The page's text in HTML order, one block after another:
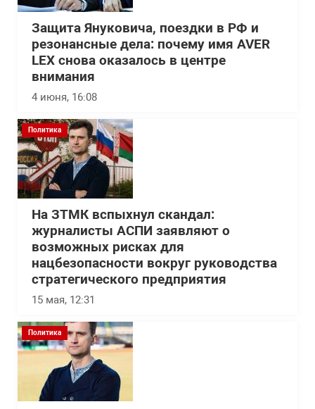
Защита Януковича, поездки в РФ и
резонансные дела: почему имя AVER
LEX снова оказалось в центре
внимания
4 июня, 16:08
Политика
На ЗТМК вспыхнул скандал:
журналисты АСПИ заявляют о
возможных рисках для
нацбезопасности вокруг руководства
стратегического предприятия
15 мая, 12:31
Политика